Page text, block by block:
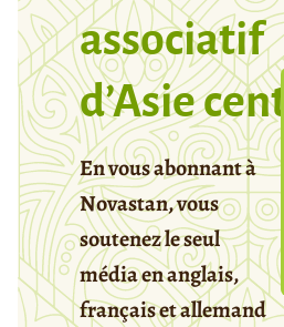
associatif
d’Asie
En vous abonnant à
Novastan, vous
soutenez le seul
média en anglais,
français et allemand